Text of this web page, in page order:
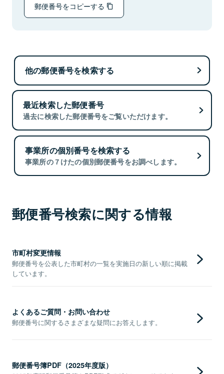
郵便番号をコピーする
他の郵便番号を検索する
最近検索した郵便番号
過去に検索した郵便番号をご覧いただけます。
事業所の個別番号を検索する
事業所の７けたの個別郵便番号をお調べします。
郵便番号検索に関する情報
市町村変更情報
郵便番号を公表した市町村の一覧を実施日の新しい順に掲載
しています。
よくあるご質問・お問い合わせ
郵便番号に関するさまざまな疑問にお答えします。
郵便番号簿PDF（2025年度版）